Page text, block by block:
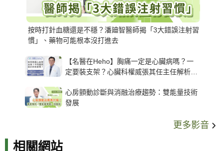
按時打針血糖還是不穩？潘廸智醫師揭「3大錯誤注射習
慣」、藥物可能根本沒打進去
【名醫在Heho】胸痛一定是心臟病嗎？一
定要裝支架？心臟科權威張其任主任解析支
心房顫動診斷與消融治療趨勢：雙能量技術
發展
更多影音
相關網站